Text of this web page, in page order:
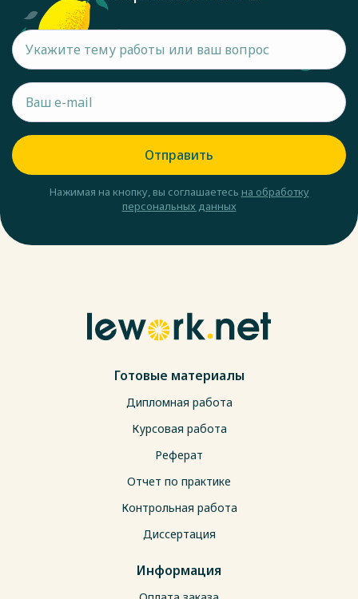
Отправить
Нажимая на кнопку, вы соглашаетесь на обработку
персональных данных
Готовые материалы
Дипломная работа
Курсовая работа
Реферат
Отчет по практике
Контрольная работа
Диссертация
Информация